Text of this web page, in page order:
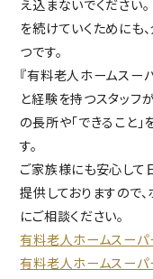
え込まないでください。
を続けていくためにも
つです。
『有料老人ホームスー
と経験を持つスタッフ
の長所や「できること
す。
ご家族様にも安心して
提供しておりますので
にご相談ください。
有料老人ホームスーパ
有料老人ホームスーパ